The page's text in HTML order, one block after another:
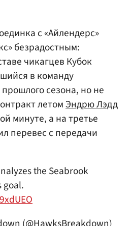
с «Айлендерс»
безрадостным:
чикагцев Кубок
в команду
сезона, но не
летомЭндрю Лэдд
минуте, а на третье
перевес с передачи
the Seabrook
goal.